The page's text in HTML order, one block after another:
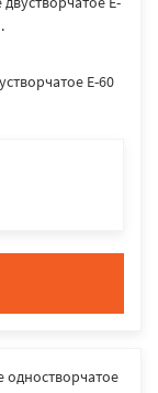
E-60